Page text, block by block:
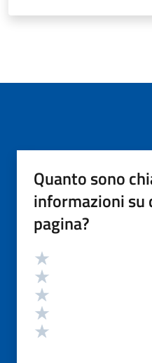
Quanto sono
informazioni su
pagina?
Valutazione